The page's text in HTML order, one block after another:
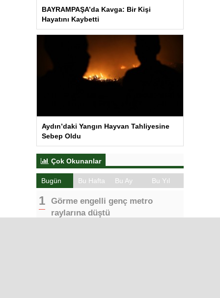
BAYRAMPAŞA’da Kavga: Bir Kişi
Hayatını Kaybetti
Aydın’daki Yangın Hayvan Tahliyesine
Sebep Oldu
Çok Okunanlar
Bugün Bu Hafta Bu Ay Bu Yıl
Görme engelli genç metro
raylarına düştü